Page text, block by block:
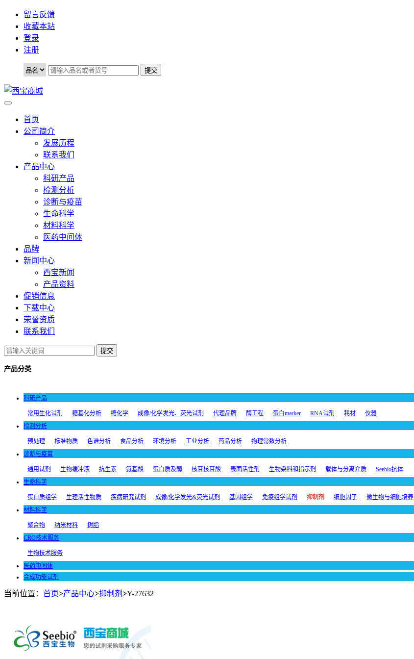
留言反馈
收藏本站
登录
注册
首页
公司简介
发展历程
联系我们
产品中心
科研产品
检测分析
诊断与疫苗
生命科学
材料科学
医药中间体
品牌
新闻中心
西宝新闻
产品资料
促销信息
下载中心
荣誉资质
联系我们
提交
产品分类
科研产品
常用生化试剂 糖基化分析 糖化学 成像/化学发光、荧光试剂 代理品牌 酶工程 蛋白marker RNA试剂 耗材
仪器
检测分析
预处理 标准物质 色谱分析 食品分析 环境分析 工业分析 药品分析
物理常数分析
诊断与疫苗
通用试剂 生物缓冲液 抗生素 氨基酸 蛋白质及酶 核苷核苷酸 表面活性剂 生物染料和指示剂 载体与分离介质
Seebio抗体
生命科学
蛋白质组学 生理活性物质 疾病研究试剂 成像/化学发光&荧光试剂 基因组学 免疫组学试剂 抑制剂 细胞因子 微生物与细胞培养
材料科学
聚合物 纳米材料
树脂
CRO技术服务
生物技术服务
医药中间体
合成功能试剂
当前位置： 首页>产品中心>抑制剂 >Y-27632